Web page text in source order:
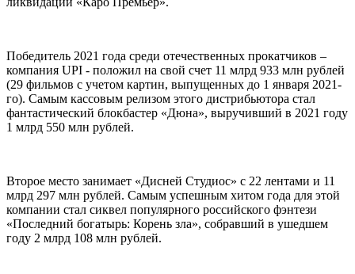
Победитель 2021 года среди отечественных прокатчиков –
компания UPI - положил на свой счет 11 млрд 933 млн рублей
(29 фильмов с учетом картин, выпущенных до 1 января 2021-
го). Самым кассовым релизом этого дистрибьютора стал
фантастический блокбастер «Дюна», выручивший в 2021 году
1 млрд 550 млн рублей.
Второе место занимает «Дисней Студиос» с 22 лентами и 11
млрд 297 млн рублей. Самым успешным хитом года для этой
компании стал сиквел популярного российского фэнтези
«Последний богатырь: Корень зла», собравший в ушедшем
году 2 млрд 108 млн рублей.